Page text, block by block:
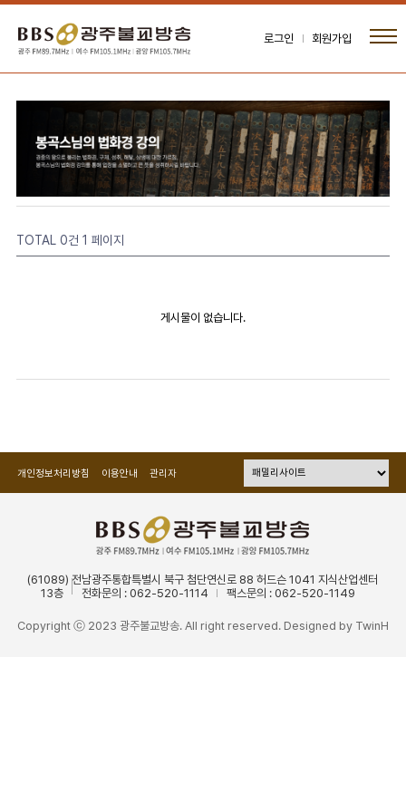
로그인 회원가입
TOTAL 0건 1 페이지
게시물이 없습니다.
개인정보처리방침 이용안내 관리자
(61089) 전남광주통합특별시 북구 첨단연신로 88 허드슨 1041 지식산업센터
13층
전화문의 : 062-520-1114 팩스문의 : 062-520-1149
Copyright ⓒ 2023 광주불교방송. All right reserved. Designed by TwinH